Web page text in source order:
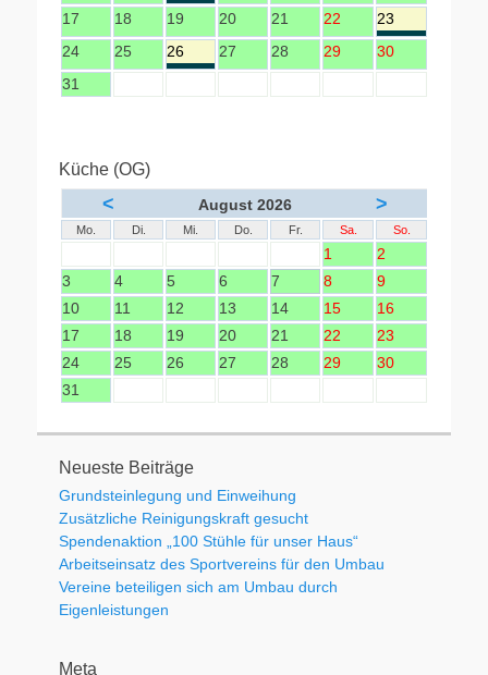
17
18 19 20 21 22
23
24
25 26 27 28 29
30
31
Küche (OG)
< August 2026 >
Mo. Di. Mi. Do. Fr. Sa. So.
1
2
3
4 5 6 7 8
9
10
11 12 13 14 15
16
17
18 19 20 21 22
23
24
25 26 27 28 29
30
31
Neueste Beiträge
Grundsteinlegung und Einweihung
Zusätzliche Reinigungskraft gesucht
Spendenaktion „100 Stühle für unser Haus“
Arbeitseinsatz des Sportvereins für den Umbau
Vereine beteiligen sich am Umbau durch
Eigenleistungen
Meta